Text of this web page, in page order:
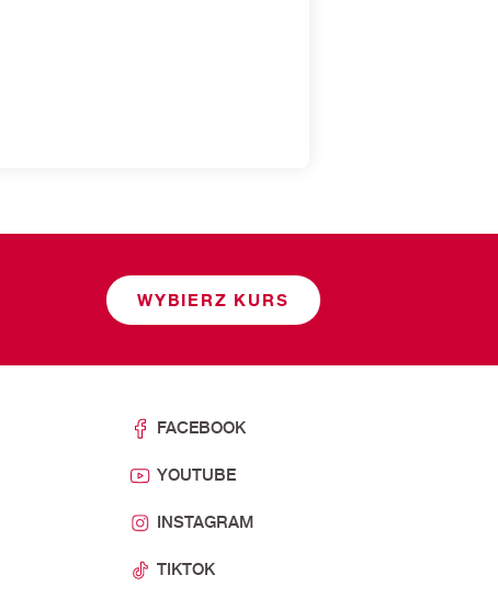
WYBIERZ KURS
FACEBOOK
YOUTUBE
INSTAGRAM
TIKTOK